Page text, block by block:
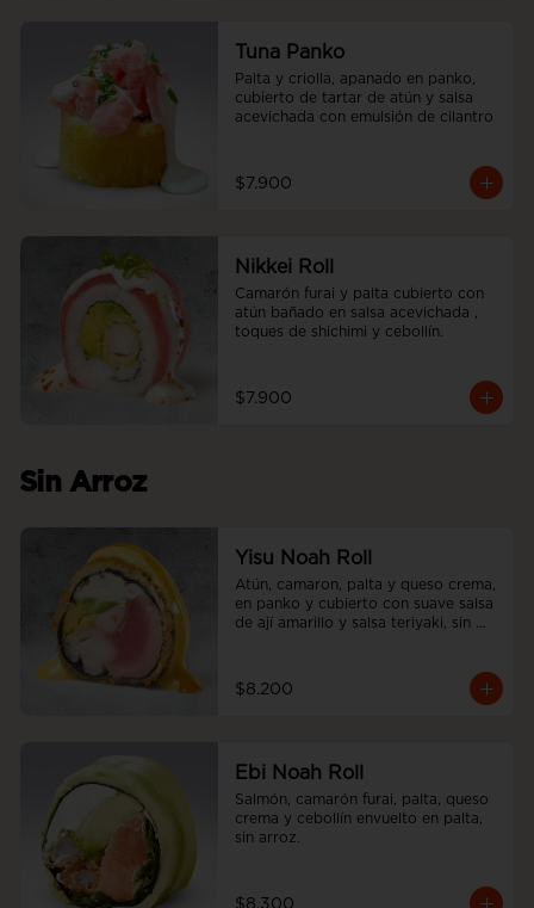
Tuna Panko
Palta y criolla, apanado en panko,
cubierto de tartar de atún y salsa
acevichada con emulsión de cilantro
$7.900
Nikkei Roll
Camarón furai y palta cubierto con
atún bañado en salsa acevichada ,
toques de shichimi y cebollín.
$7.900
Sin Arroz
Yisu Noah Roll
Atún, camaron, palta y queso crema,
en panko y cubierto con suave salsa
de ají amarillo y salsa teriyaki, sin
$8.200
Ebi Noah Roll
Salmón, camarón furai, palta, queso
crema y cebollín envuelto en palta,
sin arroz.
$8.300